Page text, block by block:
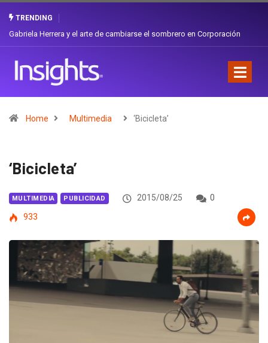
TRENDING
¿Cambiar de agencia mejora una marca? La discusión que atraviesa a
Home Multimedia ‘Bicicleta’
‘Bicicleta’
MULTIMEDIA PUBLICIDAD 2015/08/25
0
933